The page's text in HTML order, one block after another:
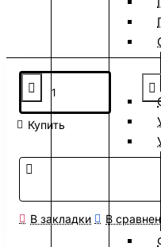
Купить
В закладки В